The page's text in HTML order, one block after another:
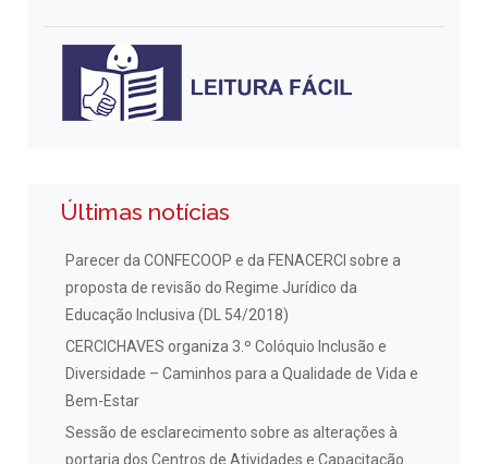
Últimas notícias
Parecer da CONFECOOP e da FENACERCI sobre a
proposta de revisão do Regime Jurídico da
Educação Inclusiva (DL 54/2018)
CERCICHAVES organiza 3.º Colóquio Inclusão e
Diversidade – Caminhos para a Qualidade de Vida e
Bem-Estar
Sessão de esclarecimento sobre as alterações à
portaria dos Centros de Atividades e Capacitação